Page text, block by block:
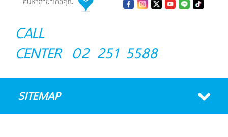
CALL
CENTER 02 251 5588
SITEMAP